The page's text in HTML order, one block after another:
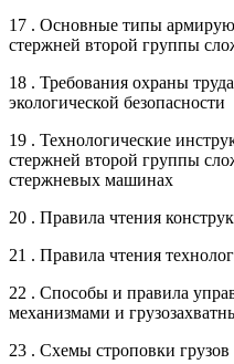
17 . Основные типы
стержней второй группы
18 . Требования охраны
экологической безопасности
19 . Технологические
стержней второй группы
стержневых машинах
20 . Правила чтения
21 . Правила чтения
22 . Способы и правила
механизмами и
23 . Схемы строповки грузов